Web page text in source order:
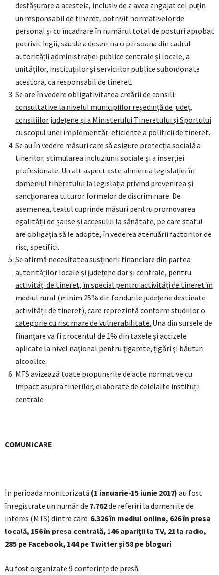
desfășurare a acesteia, inclusiv de a avea angajat cel puțin
un responsabil de tineret, potrivit normativelor de
personal și cu încadrare în numărul total de posturi aprobat
potrivit legii, sau de a desemna o persoana din cadrul
autorității administrației publice centrale și locale, a
unităților, instituțiilor și serviciilor publice subordonate
acestora, ca responsabil de tineret.
Se are în vedere obligativitatea creării de consilii
consultative la nivelul municipiilor reședință de județ,
consiliilor județene și a Ministerului Tineretului și Sportului
cu scopul unei implementări eficiente a politicii de tineret.
Se au în vedere măsuri care să asigure protecția socială a
tinerilor, stimularea incluziunii sociale și a inserției
profesionale. Un alt aspect este alinierea legislației în
domeniul tineretului la legislația privind prevenirea și
sancționarea tuturor formelor de discriminare. De
asemenea, textul cuprinde măsuri pentru promovarea
egalității de șanse și accesului la sănătate, pe care statul
are obligația să le adopte, în vederea atenuării factorilor de
risc, specifici.
Se afirmă necesitatea susținerii financiare din partea
autorităților locale și județene dar și centrale, pentru
activități de tineret, în special pentru activități de tineret în
mediul rural (minim 25% din fondurile județene destinate
activității de tineret), care reprezintă conform studiilor o
categorie cu risc mare de vulnerabilitate. Una din sursele de
finanțare va fi procentul de 1% din taxele şi accizele
aplicate la nivel naţional pentru ţigarete, ţigări şi băuturi
alcoolice.
MTS avizează toate propunerile de acte normative cu
impact asupra tinerilor, elaborate de celelalte instituții
centrale.
COMUNICARE
În perioada monitorizată (1 ianuarie-15 iunie 2017) au fost
înregistrate un număr de 7.762de referiri la domeniile de
interes (MTS) dintre care: 6.326 în mediul online, 626 în presa
locală, 156 în presa centrală, 146 apariţii la TV, 21 la radio,
285 pe Facebook, 144 pe Twitter şi 58 pe bloguri.
Au fost organizate 9 conferințe de presă.